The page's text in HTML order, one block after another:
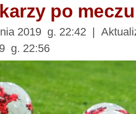
po
2019 g. 22:42 |
g. 22:56